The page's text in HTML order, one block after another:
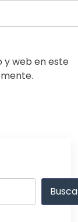
web en este